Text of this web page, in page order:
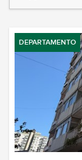
DEPARTAMENTO